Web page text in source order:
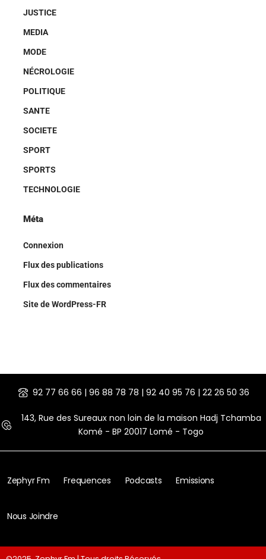
JUSTICE
MEDIA
MODE
NÉCROLOGIE
POLITIQUE
SANTE
SOCIETE
SPORT
SPORTS
TECHNOLOGIE
Méta
Connexion
Flux des publications
Flux des commentaires
Site de WordPress-FR
92 77 66 66 | 96 88 78 78 | 92 40 95 76 | 22 26 50 36
143, Rue des Sureaux non loin de la maison Hadj Tchamba
Komé - BP 20017 Lomé - Togo
Zephyr Fm Frequences Podcasts Emissions
Nous Joindre